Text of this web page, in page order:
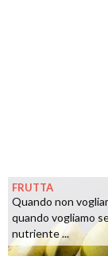
FRUTTA
Quando non
quando vogliamo
nutriente ...